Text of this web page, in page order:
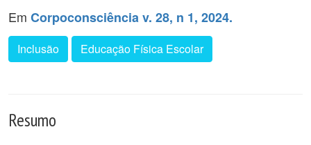
Em Corpoconsciência v. 28, n 1, 2024.
Inclusão Educação Física Escolar
Resumo